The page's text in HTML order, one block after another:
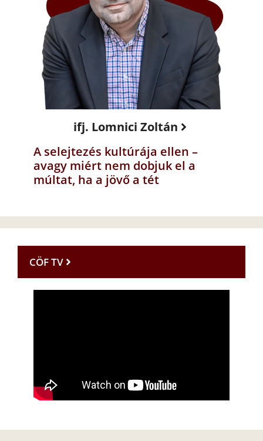
ifj. Lomnici Zoltán
A selejtezés kultúrája ellen –
avagy miért nem dobjuk el a
múltat, ha a jövő a tét
CÖF TV